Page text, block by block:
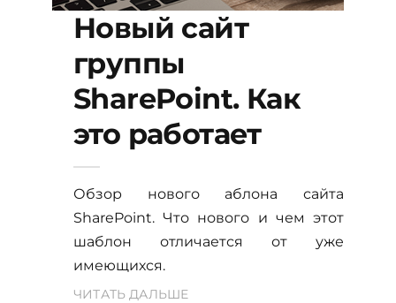
Новый сайт
группы
SharePoint. Как
это работает
Обзор нового аблона сайта
SharePoint. Что нового и чем этот
шаблон отличается от уже
имеющихся.
ЧИТАТЬ ДАЛЬШЕ